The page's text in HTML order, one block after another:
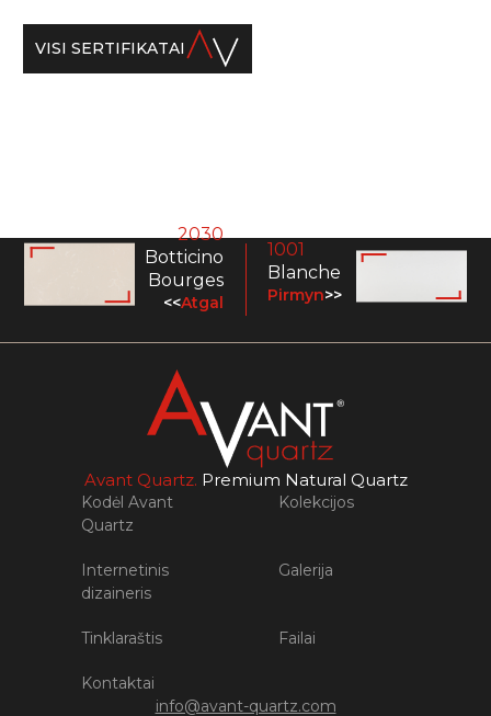
VISI SERTIFIKATAI
2030
Botticino
Bourges
<<Atgal
1001
Blanche
Pirmyn>>
Avant Quartz. Premium Natural Quartz
Kodėl Avant
Quartz
Kolekcijos
Internetinis
dizaineris
Galerija
Tinklaraštis Failai
Kontaktai
info@avant-quartz.com